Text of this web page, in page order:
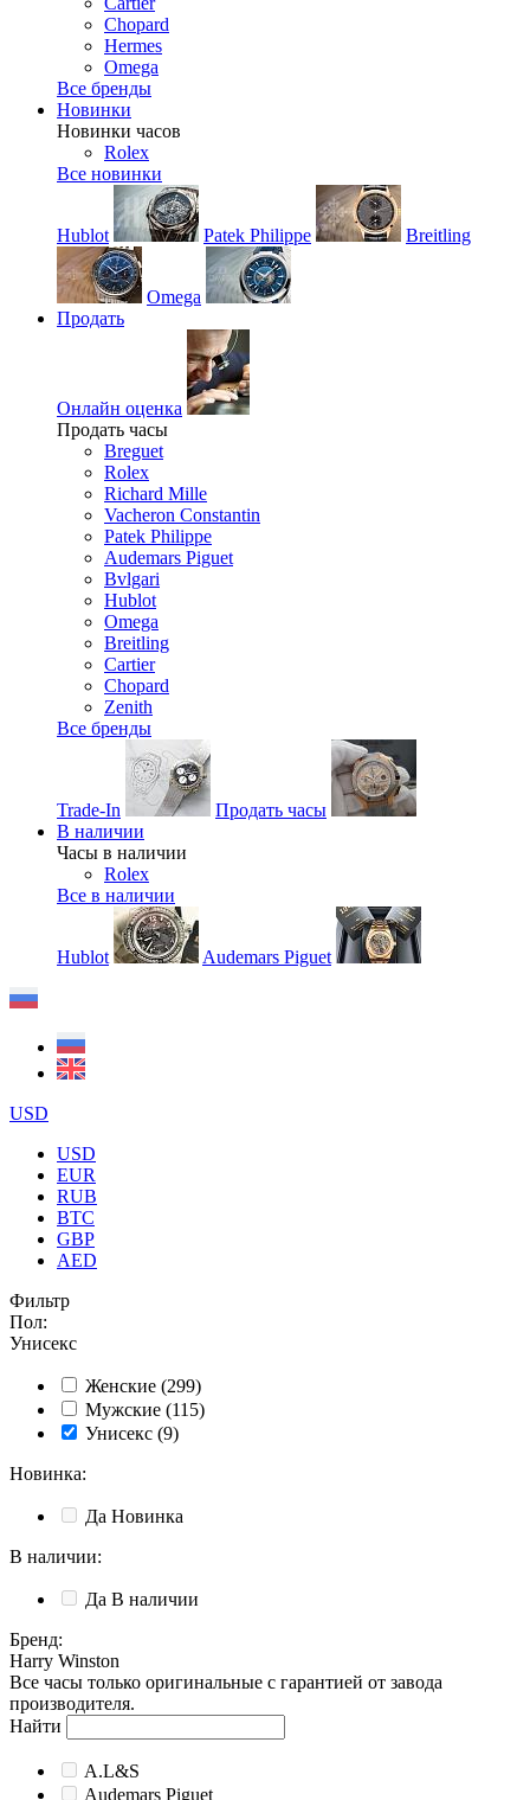
Chopard
Hermes
Omega
Все бренды
Новинки
Новинки часов
Rolex
Все новинки
Hublot Patek Philippe Breitling
Omega
Продать
Онлайн оценка
Продать часы
Breguet
Rolex
Richard Mille
Vacheron Constantin
Patek Philippe
Audemars Piguet
Bvlgari
Hublot
Omega
Breitling
Cartier
Chopard
Zenith
Все бренды
Trade-In
Продать часы
В наличии
Часы в наличии
Rolex
Все в наличии
Hublot Audemars Piguet
USD
USD
EUR
RUB
BTC
GBP
AED
Фильтр
Пол:
Унисекс
Женские (299)
Мужские (115)
Унисекс (9)
Новинка:
Да Новинка
В наличии:
Да В наличии
Бренд:
Harry Winston
Все часы только оригинальные с гарантией от завода
производителя.
Найти
A.L&S
Audemars Piguet